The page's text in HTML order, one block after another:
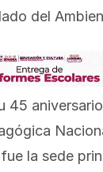
del
45
la sede